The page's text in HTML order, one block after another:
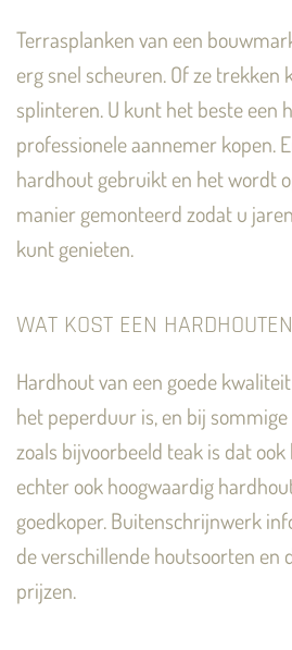
Terrasplanken van een
erg snel scheuren. Of ze trekken
splinteren. U kunt het beste een
professionele aannemer kopen.
hardhout gebruikt en het wordt
manier gemonteerd zodat u
kunt genieten.
WAT KOST EEN
Hardhout van een goede
het peperduur is, en bij
zoals bijvoorbeeld teak is dat ook
echter ook hoogwaardig
goedkoper. Buitenschrijnwerk
de verschillende houtsoorten en
prijzen.